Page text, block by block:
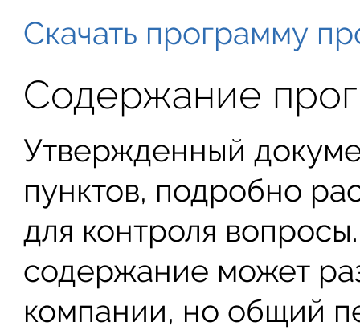
Скачать программу
Содержание
Утвержденный
пунктов, подробно
для контроля
содержание может
компании, но общий